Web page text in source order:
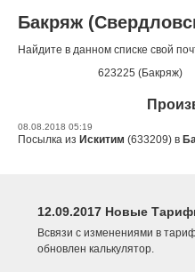
Бакряж
Найдите в данном списке свой
623225 (Бакряж)
08.08.2018 05:19
Посылка из Искитим (633209) в
12.09.2017 Новые
Всвязи с изменениями в
обновлен калькулятор.